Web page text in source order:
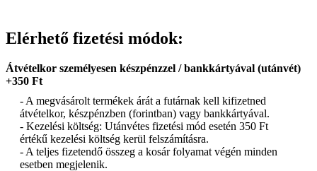
Elérhető fizetési módok:
Átvételkor személyesen készpénzzel / bankkártyával (utánvét)
+350 Ft
- A megvásárolt termékek árát a futárnak kell kifizetned
átvételkor, készpénzben (forintban) vagy bankkártyával.
- Kezelési költség: Utánvétes fizetési mód esetén 350 Ft
értékű kezelési költség kerül felszámításra.
- A teljes fizetendő összeg a kosár folyamat végén minden
esetben megjelenik.